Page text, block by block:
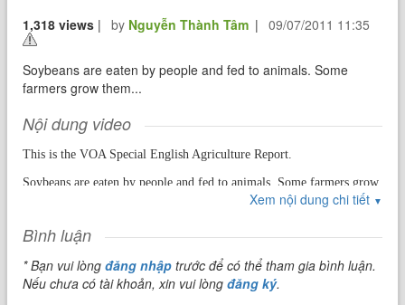
1,318 views | by Nguyễn Thành Tâm | 09/07/2011 11:35
Soybeans are eaten by people and fed to animals. Some
farmers grow them...
Nội dung video
This is the VOA Special English Agriculture Report.
Soybeans are eaten by people and fed to animals. Some farmers grow
Soybeans were first grown in Asia thousands of years ago.
Now scientists have a full genetic map of the soybean.
This is the first genome completed for a member of the legume
Xem nội dung chi tiết ▼
Bình luận
* Bạn vui lòngđăng nhập trước để có thể tham gia bình luận.
Nếu chưa có tài khoản, xin vui lòngđăng ký.